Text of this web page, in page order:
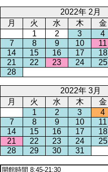
2022年 2月
月
火 水 木 金
1
2 3 4
7
8 9 10 11
14
15 16 17 18
21
22 23 24 25
28
2022年 3月
月
火 水 木 金
1
2 3 4
7
8 9 10 11
14
15 16 17 18
21
22 23 24 25
28
29 30 31